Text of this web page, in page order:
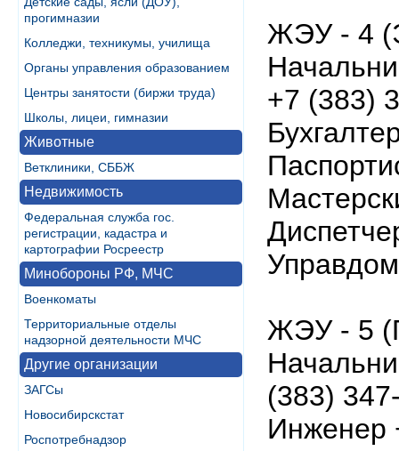
прогимназии
Колледжи, техникумы, училища
Органы управления образованием
Центры занятости (биржи труда)
Школы, лицеи, гимназии
Животные
Ветклиники, СББЖ
Недвижимость
Федеральная служба гос.
регистрации, кадастра и
картографии Росреестр
Минобороны РФ, МЧС
Военкоматы
Территориальные отделы
надзорной деятельности МЧС
Другие организации
ЗАГСы
Новосибирскстат
Роспотребнадзор
ЖЭУ - 4
+7 (383)
ЖЭУ - 5
(383)
Инженер